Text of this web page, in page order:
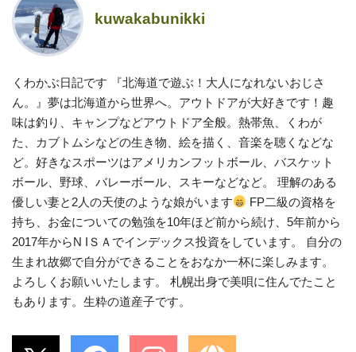
kuwakabunikki
くわかぶ日記です 『北海道で遊ぶ！大人になれないおじさ
ん。』夢は北海道から世界へ。アウトドアが大好きです！趣
味は釣り、キャンプなどアウトドア全般。熱帯魚、くわが
た、カブトムシなどの生き物、絵を描く、音楽を聴くなどな
ど。好きなスポーツはアメリカンフットボール、バスケット
ボール、野球、バレーボール、スキーなどなど。 理解のある
優しい妻と2人の天使のような娘がいます
FP二級の資格を
持ち、お金についての勉強を10年ほど前から続け、5年前から
2017年からN IＳＡでインデックス投資をしています。 自分の
生まれ故郷で自分ができることをおなか一杯に楽しみます。
よろしくお願いいたします。 札幌出身で美唄に住んでたこと
もあります。生粋の道産子です。